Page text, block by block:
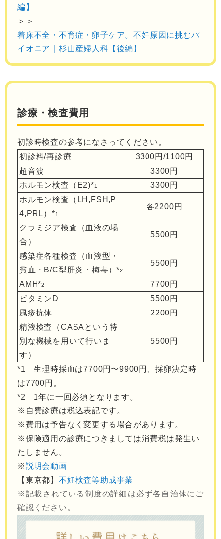
編】
＞＞
着床不全・不育症・卵子ケア。不妊原因に挑むパ
イオニア｜杉山産婦人科【後編】
診療・検査費用
初診時検査の参考になさってください。
初診料/再診療
3300円/1100円
超音波
3300円
ホルモン検査（E2)*1
3300円
ホルモン検査（LH,FSH,P
4,PRL）*1
各2200円
クラミジア検査（血液の場
合）
5500円
感染症各種検査（血液型・
貧血・B/C型肝炎・梅毒）*2
5500円
AMH*2
7700円
ビタミンD
5500円
風疹抗体
2200円
精液検査（CASAという特
別な機械を用いて行いま
す）
5500円
*1 生理時採血は7700円〜9900円、採卵決定時
は7700円。
*2 1年に一回必須となります。
※自費診療は税込表記です。
※費用は予告なく変更する場合があります。
※保険適用の診療につきましては消費税は発生い
たしません。
※説明会動画
【東京都】 不妊検査等助成事業
※記載されている制度の詳細は必ず各自治体にご
確認ください。